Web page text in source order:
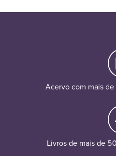
Acervo com mais
Livros de mais de